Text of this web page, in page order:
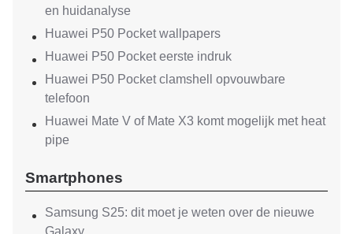
en huidanalyse
Huawei P50 Pocket wallpapers
Huawei P50 Pocket eerste indruk
Huawei P50 Pocket clamshell opvouwbare
telefoon
Huawei Mate V of Mate X3 komt mogelijk met heat
pipe
Smartphones
Samsung S25: dit moet je weten over de nieuwe
Galaxy